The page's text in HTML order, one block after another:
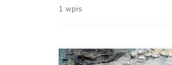
1 wpis